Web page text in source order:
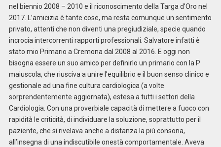
nel biennio 2008 – 2010 e il riconoscimento della Targa d’Oro nel
2017. L’amicizia è tante cose, ma resta comunque un sentimento
privato, attenti che non diventi una pregiudiziale, specie quando
incrocia intercorrenti rapporti professionali. Salvatore infatti è
stato mio Primario a Cremona dal 2008 al 2016. E oggi non
bisogna essere un suo amico per definirlo un primario con la P
maiuscola, che riusciva a unire l’equilibrio e il buon senso clinico e
gestionale ad una fine cultura cardiologica (a volte
sorprendentemente aggiornata), estesa a tutti i settori della
Cardiologia. Con una proverbiale capacità di mettere a fuoco con
rapidità le criticità, di individuare la soluzione, soprattutto per il
paziente, che si rivelava anche a distanza la più consona,
all’insegna di una indiscutibile onestà comportamentale. Aveva